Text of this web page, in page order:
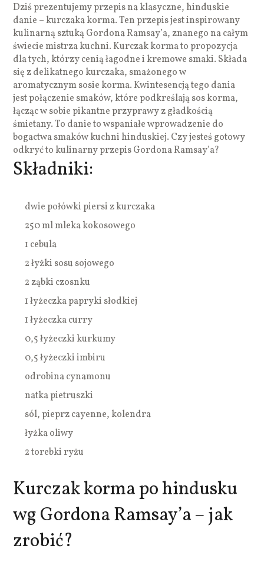
Dziś prezentujemy przepis na klasyczne, hinduskie
danie – kurczaka korma. Ten przepis jest inspirowany
kulinarną sztuką Gordona Ramsay’a, znanego na całym
świecie mistrza kuchni. Kurczak korma to propozycja
dla tych, którzy cenią łagodne i kremowe smaki. Składa
się z delikatnego kurczaka, smażonego w
aromatycznym sosie korma. Kwintesencją tego dania
jest połączenie smaków, które podkreślają sos korma,
łącząc w sobie pikantne przyprawy z gładkością
śmietany. To danie to wspaniałe wprowadzenie do
bogactwa smaków kuchni hinduskiej. Czy jesteś gotowy
odkryć to kulinarny przepis Gordona Ramsay’a?
Składniki:
dwie połówki piersi z kurczaka
250 ml mleka kokosowego
1 cebula
2 łyżki sosu sojowego
2 ząbki czosnku
1 łyżeczka papryki słodkiej
1 łyżeczka curry
0,5 łyżeczki kurkumy
0,5 łyżeczki imbiru
odrobina cynamonu
natka pietruszki
sól, pieprz cayenne, kolendra
łyżka oliwy
2 torebki ryżu
Kurczak korma po hindusku
wg Gordona Ramsay’a – jak
zrobić?